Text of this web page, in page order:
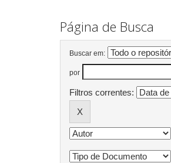
Página de Busca
Buscar em:
por
Filtros correntes: